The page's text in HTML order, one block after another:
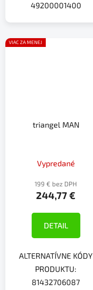
49200001400
VIAC ZA MENEJ
triangel MAN
Vypredané
199 € bez DPH
244,77 €
DETAIL
ALTERNATÍVNE KÓDY
PRODUKTU:
81432706087